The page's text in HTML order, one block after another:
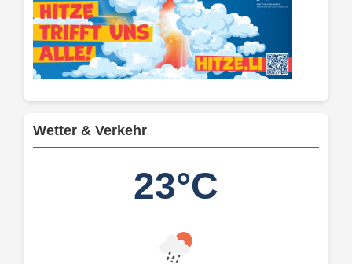
Wetter & Verkehr
23°C